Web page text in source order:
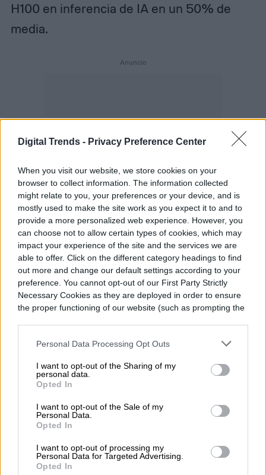
Digital Trends - Privacy Preference Center
When you visit our website, we store cookies on your
browser to collect information. The information collected
might relate to you, your preferences or your device, and is
mostly used to make the site work as you expect it to and to
provide a more personalized web experience. However, you
can choose not to allow certain types of cookies, which may
impact your experience of the site and the services we are
able to offer. Click on the different category headings to find
out more and change our default settings according to your
preference. You cannot opt-out of our First Party Strictly
Necessary Cookies as they are deployed in order to ensure
the proper functioning of our website (such as prompting the
Personal Data Processing Opt Outs
I want to opt-out of the Sharing of my
personal data.
Opted In
I want to opt-out of the Sale of my
Personal Data.
Opted In
I want to opt-out of processing my
Personal Data for Targeted Advertising.
Opted In
H100 en inferencia de IA en un 50% de
media.